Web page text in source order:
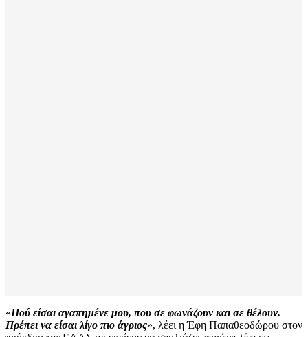
«Πού είσαι αγαπημένε μου, που σε φωνάζουν και σε θέλουν.
Πρέπει να είσαι λίγο πιο άγριος», λέει η Έφη Παπαθεοδώρου στον